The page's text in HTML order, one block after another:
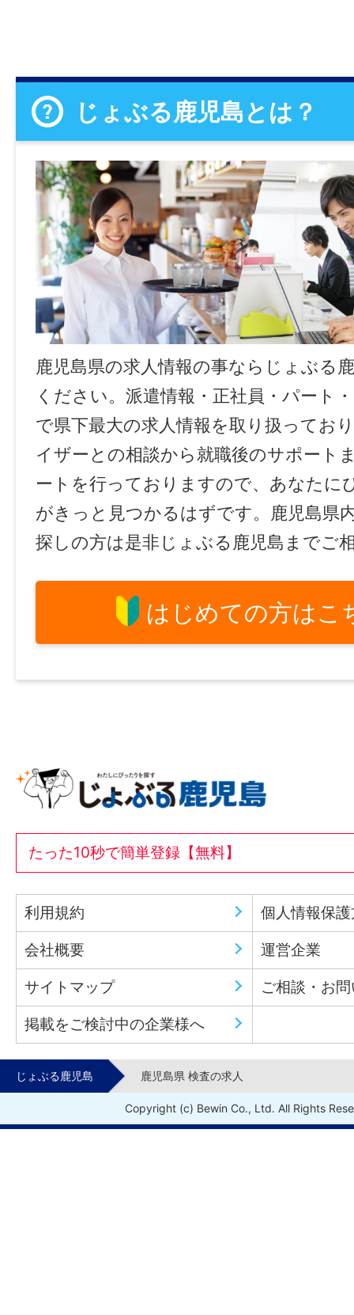
じょぶる鹿児島とは？
鹿児島県の求人情報の事ならじょぶる
ください。派遣情報・正社員・パート
で県下最大の求人情報を取り扱ってお
イザーとの相談から就職後のサポート
ートを行っておりますので、あなたに
がきっと見つかるはずです。鹿児島県
探しの方は是非じょぶる鹿児島までご
はじめての方はこ
たった10秒で簡単登録【無料】
利用規約 個人情報保
会社概要 運営企業
サイトマップ ご相談・お
掲載をご検討中の企業様へ
じょぶる鹿児島 鹿児島県 検査の求人
Copyright (c) Bewin Co., Ltd. All Rights